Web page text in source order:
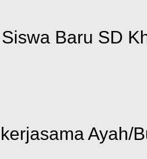
Baru SD
Ayah/